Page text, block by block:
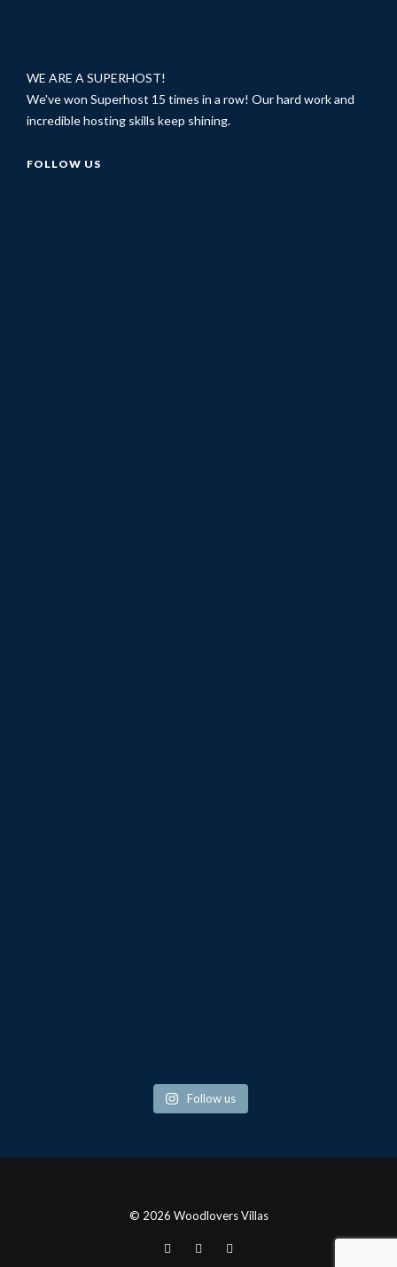
WE ARE A SUPERHOST!
We've won Superhost 15 times in a row! Our hard work and
incredible hosting skills keep shining.
FOLLOW US
Follow us
© 2026 Woodlovers Villas